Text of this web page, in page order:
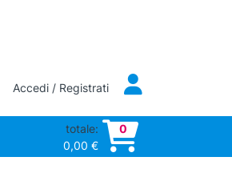
Accedi / Registrati
totale:
0,00 €
0